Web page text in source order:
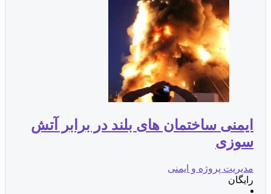
ایمنی ساختمان های بلند در برابر آتش
سوزی
مدیریت پروژه و ایمنی
رایگان